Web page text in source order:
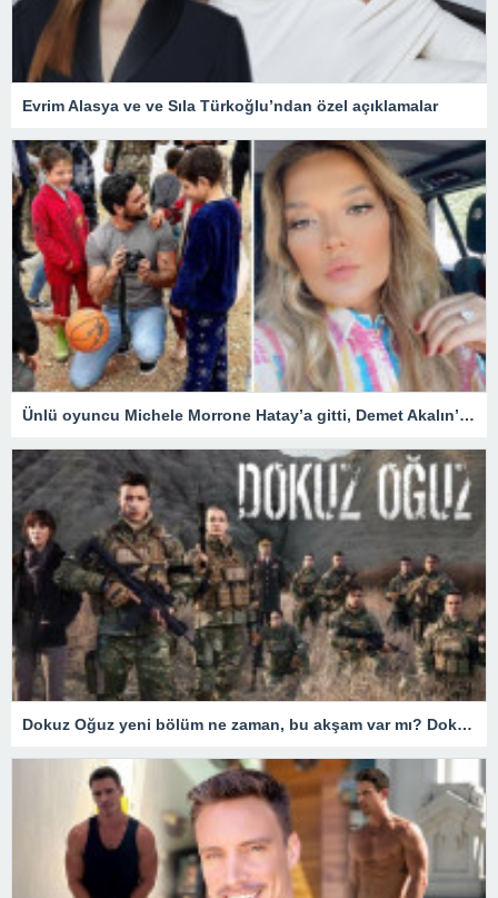
Evrim Alasya ve ve Sıla Türkoğlu’ndan özel açıklamalar
Ünlü oyuncu Michele Morrone Hatay’a gitti, Demet Akalın’dan yorum gecikmedi
Dokuz Oğuz yeni bölüm ne zaman, bu akşam var mı? Dokuz Oğuz hangi gün yayınlanıyor? 18 Mart Fox TV yayın akışı